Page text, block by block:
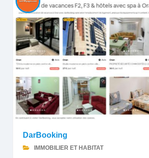
DarBooking
IMMOBILIER ET HABITAT